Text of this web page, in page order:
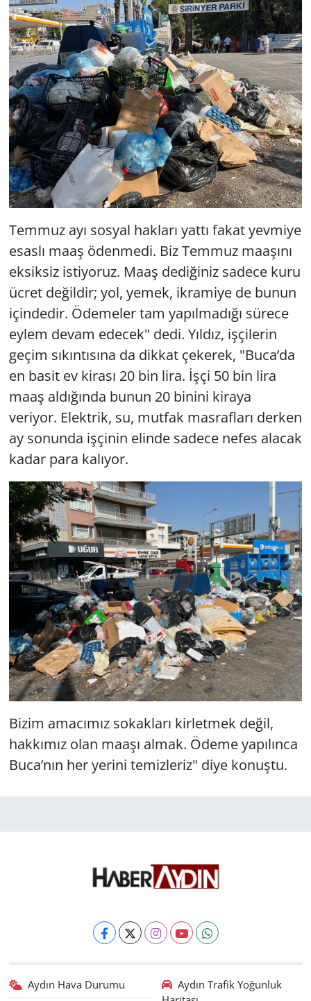
Temmuz ayı sosyal hakları yattı fakat yevmiye
esaslı maaş ödenmedi. Biz Temmuz maaşını
eksiksiz istiyoruz. Maaş dediğiniz sadece kuru
ücret değildir; yol, yemek, ikramiye de bunun
içindedir. Ödemeler tam yapılmadığı sürece
eylem devam edecek" dedi. Yıldız, işçilerin
geçim sıkıntısına da dikkat çekerek, "Buca’da
en basit ev kirası 20 bin lira. İşçi 50 bin lira
maaş aldığında bunun 20 binini kiraya
veriyor. Elektrik, su, mutfak masrafları derken
ay sonunda işçinin elinde sadece nefes alacak
kadar para kalıyor.
Bizim amacımız sokakları kirletmek değil,
hakkımız olan maaşı almak. Ödeme yapılınca
Buca’nın her yerini temizleriz" diye konuştu.
Aydın Hava Durumu
Aydın Trafik Yoğunluk